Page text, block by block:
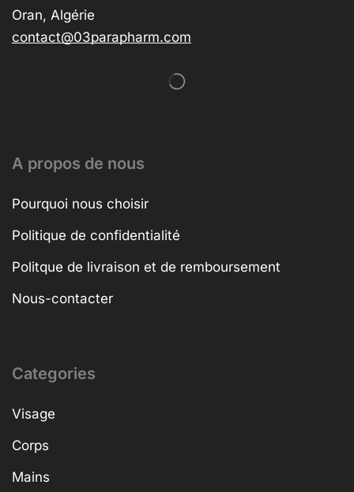
Oran, Algérie
contact@03parapharm.com
A propos de nous
Pourquoi nous choisir
Politique de confidentialité
Politque de livraison et de remboursement
Nous-contacter
Categories
Visage
Corps
Mains